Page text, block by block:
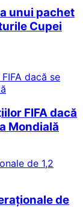
unui pachet
Cupei
FIFA dacă
Mondială
de